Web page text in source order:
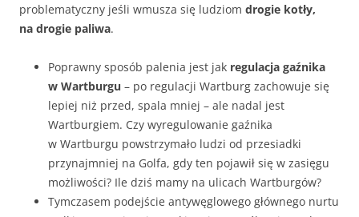
problematyczny jeśli wmusza się ludziom drogie kotły,
na drogie paliwa.
Poprawny sposób palenia jest jak regulacja gaźnika
w Wartburgu – po regulacji Wartburg zachowuje się
lepiej niż przed, spala mniej – ale nadal jest
Wartburgiem. Czy wyregulowanie gaźnika
w Wartburgu powstrzymało ludzi od przesiadki
przynajmniej na Golfa, gdy ten pojawił się w zasięgu
możliwości? Ile dziś mamy na ulicach Wartburgów?
Tymczasem podejście antywęglowego głównego nurtu